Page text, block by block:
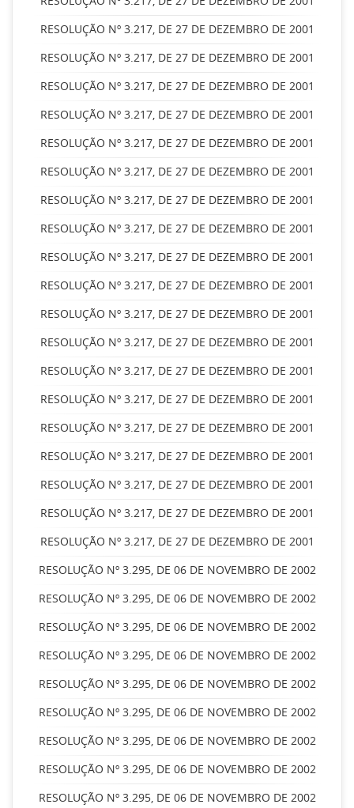
RESOLUÇÃO Nº 3.217, DE 27 DE DEZEMBRO DE 2001
RESOLUÇÃO Nº 3.217, DE 27 DE DEZEMBRO DE 2001
RESOLUÇÃO Nº 3.217, DE 27 DE DEZEMBRO DE 2001
RESOLUÇÃO Nº 3.217, DE 27 DE DEZEMBRO DE 2001
RESOLUÇÃO Nº 3.217, DE 27 DE DEZEMBRO DE 2001
RESOLUÇÃO Nº 3.217, DE 27 DE DEZEMBRO DE 2001
RESOLUÇÃO Nº 3.217, DE 27 DE DEZEMBRO DE 2001
RESOLUÇÃO Nº 3.217, DE 27 DE DEZEMBRO DE 2001
RESOLUÇÃO Nº 3.217, DE 27 DE DEZEMBRO DE 2001
RESOLUÇÃO Nº 3.217, DE 27 DE DEZEMBRO DE 2001
RESOLUÇÃO Nº 3.217, DE 27 DE DEZEMBRO DE 2001
RESOLUÇÃO Nº 3.217, DE 27 DE DEZEMBRO DE 2001
RESOLUÇÃO Nº 3.217, DE 27 DE DEZEMBRO DE 2001
RESOLUÇÃO Nº 3.217, DE 27 DE DEZEMBRO DE 2001
RESOLUÇÃO Nº 3.217, DE 27 DE DEZEMBRO DE 2001
RESOLUÇÃO Nº 3.217, DE 27 DE DEZEMBRO DE 2001
RESOLUÇÃO Nº 3.217, DE 27 DE DEZEMBRO DE 2001
RESOLUÇÃO Nº 3.217, DE 27 DE DEZEMBRO DE 2001
RESOLUÇÃO Nº 3.217, DE 27 DE DEZEMBRO DE 2001
RESOLUÇÃO Nº 3.295, DE 06 DE NOVEMBRO DE 2002
RESOLUÇÃO Nº 3.295, DE 06 DE NOVEMBRO DE 2002
RESOLUÇÃO Nº 3.295, DE 06 DE NOVEMBRO DE 2002
RESOLUÇÃO Nº 3.295, DE 06 DE NOVEMBRO DE 2002
RESOLUÇÃO Nº 3.295, DE 06 DE NOVEMBRO DE 2002
RESOLUÇÃO Nº 3.295, DE 06 DE NOVEMBRO DE 2002
RESOLUÇÃO Nº 3.295, DE 06 DE NOVEMBRO DE 2002
RESOLUÇÃO Nº 3.295, DE 06 DE NOVEMBRO DE 2002
RESOLUÇÃO Nº 3.295, DE 06 DE NOVEMBRO DE 2002